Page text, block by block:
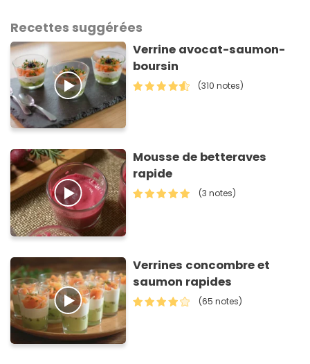
Recettes suggérées
Verrine avocat-saumon-
boursin
(310 notes)
Mousse de betteraves
rapide
(3 notes)
Verrines concombre et
saumon rapides
(65 notes)